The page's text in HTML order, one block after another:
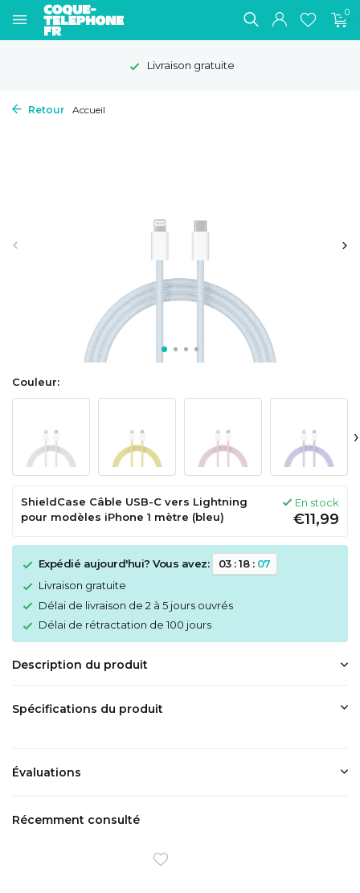
0
Livraison gratuite
Retour Accueil
Couleur:
›
ShieldCase Câble USB-C vers Lightning
pour modèles iPhone 1 mètre (bleu)
En stock
€11,99
Expédié aujourd'hui? Vous avez: 03:18: 07
Livraison gratuite
Délai de livraison de 2 à 5 jours ouvrés
Délai de rétractation de 100 jours
Description du produit
Spécifications du produit
Évaluations
Récemment consulté